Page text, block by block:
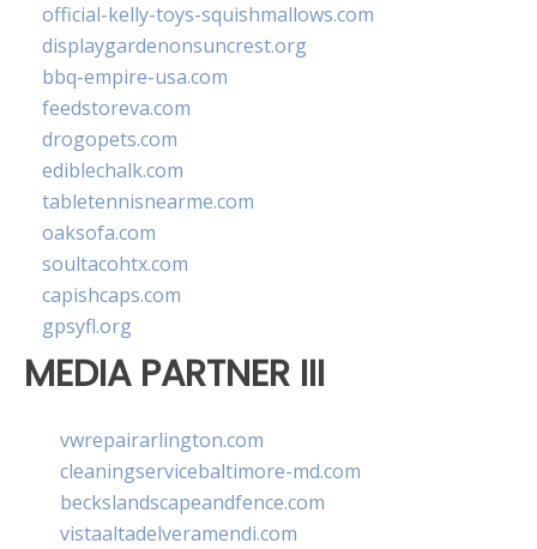
official-kelly-toys-squishmallows.com
displaygardenonsuncrest.org
bbq-empire-usa.com
feedstoreva.com
drogopets.com
ediblechalk.com
tabletennisnearme.com
oaksofa.com
soultacohtx.com
capishcaps.com
gpsyfl.org
MEDIA PARTNER III
vwrepairarlington.com
cleaningservicebaltimore-md.com
beckslandscapeandfence.com
vistaaltadelveramendi.com